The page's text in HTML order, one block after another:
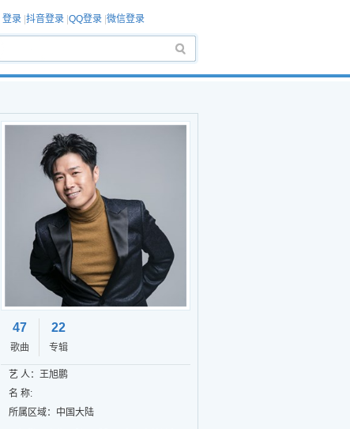
登录 抖音登录 QQ登录 微信登录
47
歌曲
22
专辑
艺 人：王旭鹏
名 称:
所属区域：中国大陆